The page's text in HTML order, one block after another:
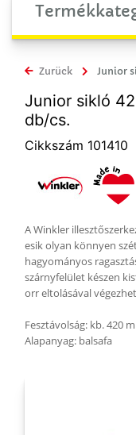
Zurück Junior
Junior sikló
db/cs.
Cikkszám 101410
A Winkler
esik olyan könnyen
hagyományos
szárnyfelület készen
orr eltolásával
Fesztávolság: kb. 420
Alapanyag: balsafa